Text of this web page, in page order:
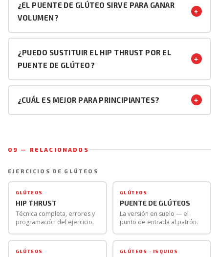
¿EL PUENTE DE GLÚTEO SIRVE PARA GANAR
VOLUMEN?
+
Sí, pero con limitaciones. Genera activación del glúteo
mayor y puede producir hipertrofia, especialmente en
principiantes. El problema es que su rango de
el hip thrust, lo que limita el estímulo a largo plazo. Para
seguir progresando es necesario pasar al hip thrust o
¿PUEDO SUSTITUIR EL HIP THRUST POR EL
PUENTE DE GLÚTEO?
+
Temporalmente sí — por ejemplo si no tienes banco
disponible o si estás en fase de aprendizaje del patrón.
el glúteo al máximo, el hip thrust es insustituible.
¿CUÁL ES MEJOR PARA PRINCIPIANTES? +
que el patrón de movimiento está consolidado y el
glúteo se activa correctamente, pasar al hip thrust para
escalar la carga.
09 — RELACIONADOS
EJERCICIOS DE GLÚTEOS
GLÚTEOS
HIP THRUST
Técnica completa, errores y
programación del ejercicio.
GLÚTEOS
PUENTE DE GLÚTEOS
La versión en suelo — el
punto de entrada al patrón.
GLÚTEOS GLÚTEOS · ISQUIOS